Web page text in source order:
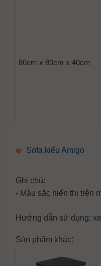
80cm x 80cm x 40cm
Sofa kiểu Amigo
Ghi chú:
- Màu sắc hiển thị trên
Hướng dẫn sử dụng:
Sản phẩm khác: